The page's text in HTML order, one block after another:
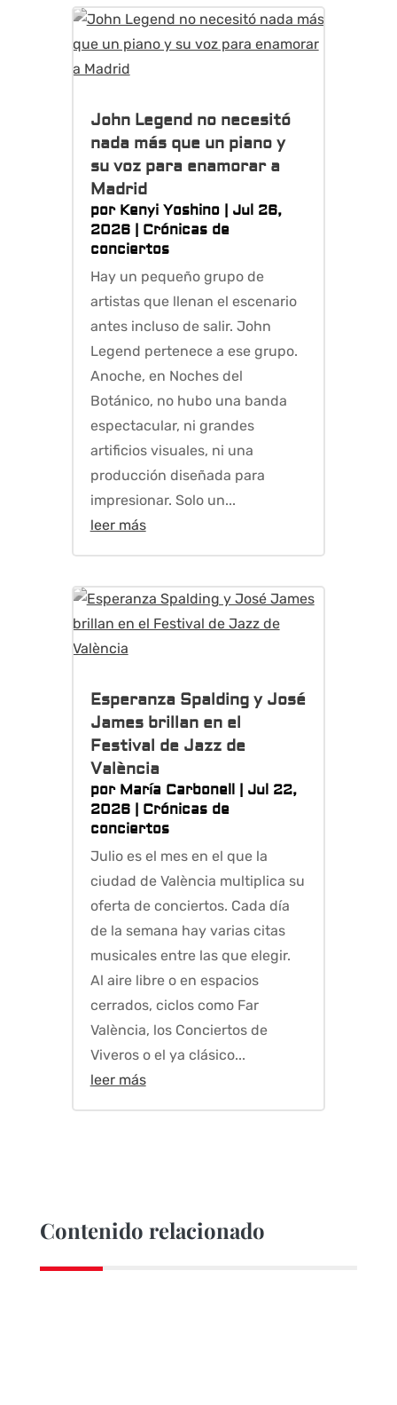
John Legend no necesitó
nada más que un piano y
su voz para enamorar a
Madrid
por Kenyi Yoshino| Jul 26,
2026| Crónicas de
conciertos
Hay un pequeño grupo de
artistas que llenan el escenario
antes incluso de salir. John
Legend pertenece a ese grupo.
Anoche, en Noches del
Botánico, no hubo una banda
espectacular, ni grandes
artificios visuales, ni una
producción diseñada para
impresionar. Solo un...
leer más
Esperanza Spalding y José
James brillan en el
Festival de Jazz de
València
por María Carbonell| Jul 22,
2026| Crónicas de
conciertos
Julio es el mes en el que la
ciudad de València multiplica su
oferta de conciertos. Cada día
de la semana hay varias citas
musicales entre las que elegir.
Al aire libre o en espacios
cerrados, ciclos como Far
València, los Conciertos de
Viveros o el ya clásico...
leer más
Contenido relacionado